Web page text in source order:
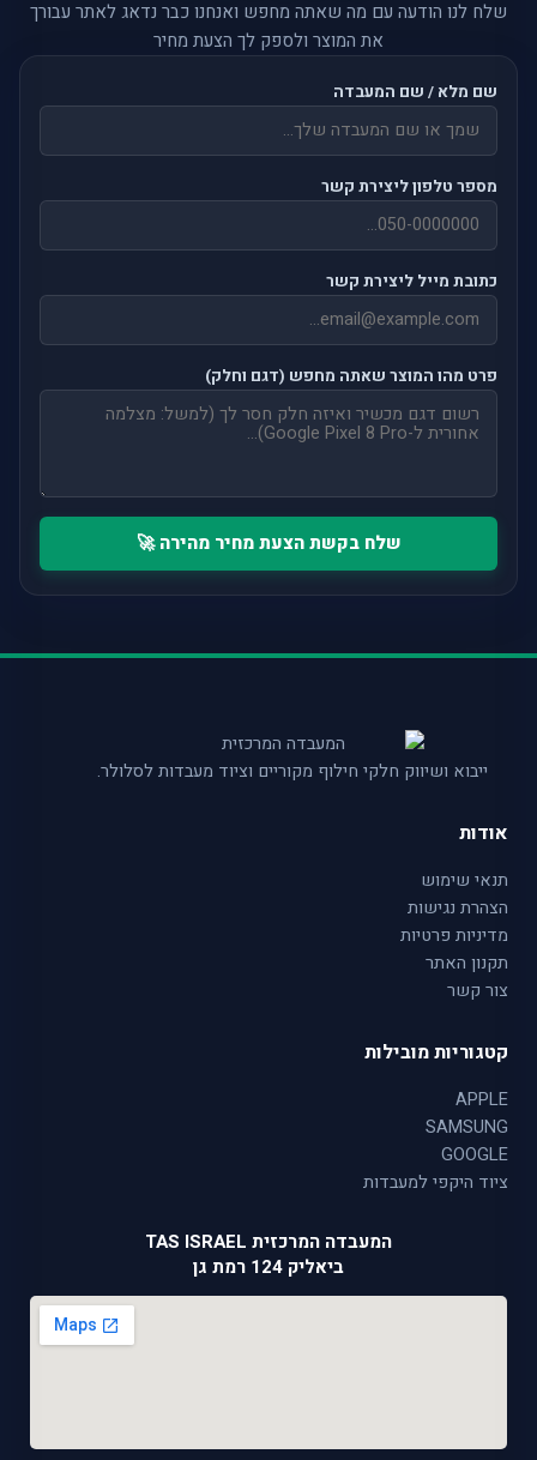
שלח לנו הודעה עם מה שאתה מחפש ואנחנו כבר נדאג לאתר עבורך
את המוצר ולספק לך הצעת מחיר
שם מלא / שם המעבדה
מספר טלפון ליצירת קשר
כתובת מייל ליצירת קשר
פרט מהו המוצר שאתה מחפש (דגם וחלק)
שלח בקשת הצעת מחיר מהירה 🚀
ייבוא ושיווק חלקי חילוף מקוריים וציוד מעבדות לסלולר.
אודות
תנאי שימוש
הצהרת נגישות
מדיניות פרטיות
תקנון האתר
צור קשר
קטגוריות מובילות
APPLE
SAMSUNG
GOOGLE
ציוד היקפי למעבדות
המעבדה המרכזית TAS ISRAEL
ביאליק 124 רמת גן